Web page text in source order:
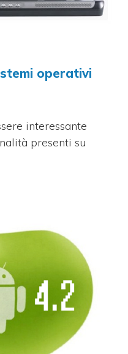
operativi
interessante
presenti su